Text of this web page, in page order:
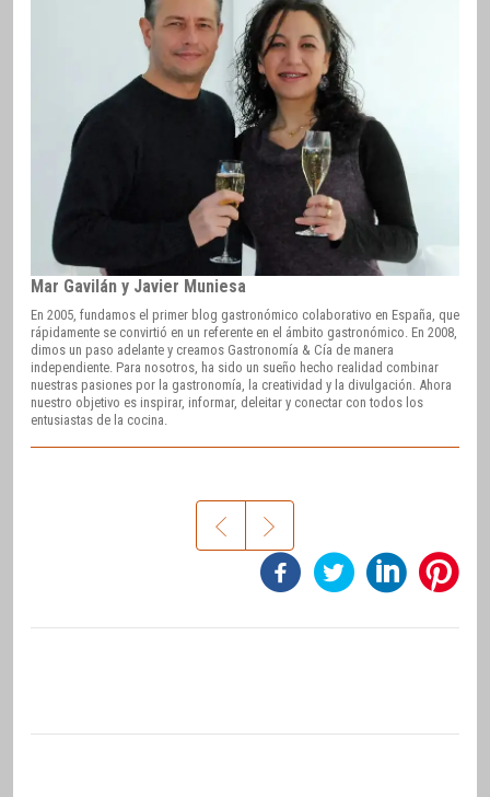
Mar Gavilán y Javier Muniesa
En 2005, fundamos el primer blog gastronómico colaborativo en España, que
rápidamente se convirtió en un referente en el ámbito gastronómico. En 2008,
dimos un paso adelante y creamos Gastronomía & Cía de manera
independiente. Para nosotros, ha sido un sueño hecho realidad combinar
nuestras pasiones por la gastronomía, la creatividad y la divulgación. Ahora
nuestro objetivo es inspirar, informar, deleitar y conectar con todos los
entusiastas de la cocina.